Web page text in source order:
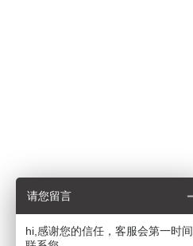
请您留言
hi,感谢您的信任，客服会第一时间